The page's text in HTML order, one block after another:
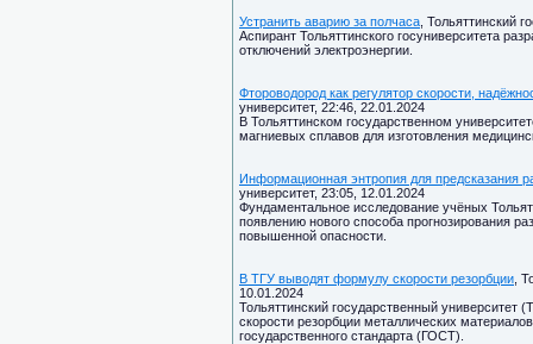
Устранить аварию за полчаса , Тольяттинский
Аспирант Тольяттинского госуниверситета
отключений электроэнергии.
Фтороводород как регулятор скорости,
университет, 22:46, 22.01.2024
В Тольяттинском государственном
магниевых сплавов для изготовления
Информационная энтропия для предсказания
университет, 23:05, 12.01.2024
Фундаментальное исследование учёных
появлению нового способа прогнозирования
повышенной опасности.
В ТГУ выводят формулу скорости резорбции ,
10.01.2024
Тольяттинский государственный университет
скорости резорбции металлических
государственного стандарта (ГОСТ).